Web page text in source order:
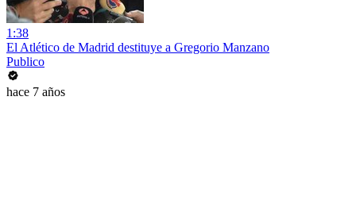
1:38
El Atlético de Madrid destituye a Gregorio Manzano
Publico
hace 7 años